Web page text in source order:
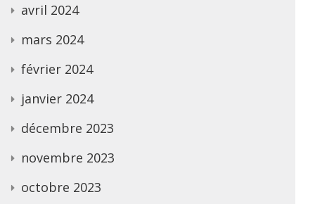
avril 2024
mars 2024
février 2024
janvier 2024
décembre 2023
novembre 2023
octobre 2023